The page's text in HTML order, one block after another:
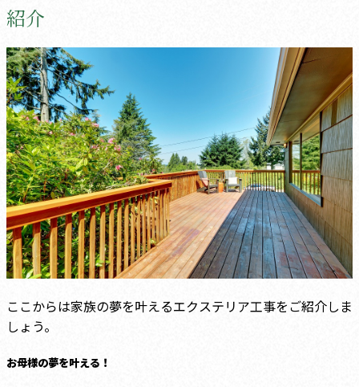
紹介
ここからは家族の夢を叶えるエクステリア工事をご紹介しま
しょう。
お母様の夢を叶える！